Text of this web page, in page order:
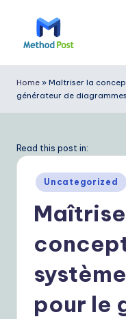
e
t
o
Home » Maîtriser la
générateur de
Read this post in:
Posted
in
Uncategorized
pour le